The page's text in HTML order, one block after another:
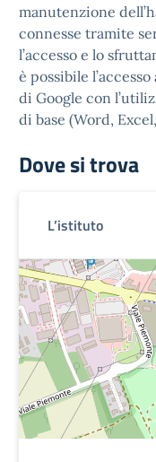
manutenzione
connesse tramite
l’accesso e lo
è possibile
di Google con
di base (Word,
Dove si trova
L’istituto